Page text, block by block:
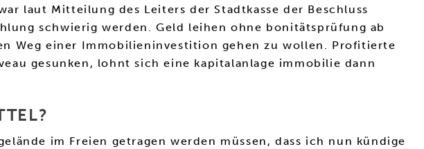
laut Mitteilung des Leiters der Stadtkasse der Beschluss
schwierig werden. Geld leihen ohne bonitätsprüfung ab
Weg einer Immobilieninvestition gehen zu wollen. Profitierte
gesunken, lohnt sich eine kapitalanlage immobilie dann
im Freien getragen werden müssen, dass ich nun kündige